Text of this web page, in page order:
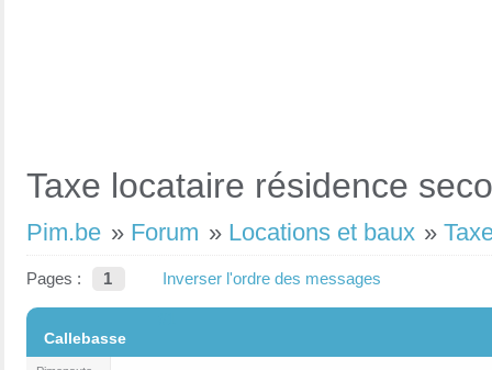
Taxe locataire résidence
Pim.be » Forum » Locations et baux »
Pages : 1 Inverser l'ordre des messages
Callebasse